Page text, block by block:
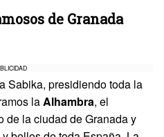
de Granada
Sabika, presidiendo toda la
laAlhambra, el
de la ciudad de Granada y